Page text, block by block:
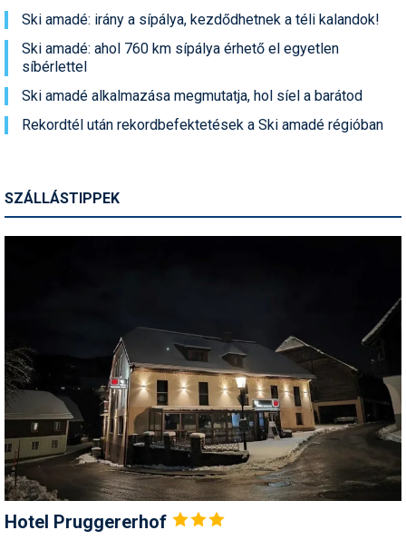
Ski amadé: irány a sípálya, kezdődhetnek a téli kalandok!
Ski amadé: ahol 760 km sípálya érhető el egyetlen
síbérlettel
Ski amadé alkalmazása megmutatja, hol síel a barátod
Rekordtél után rekordbefektetések a Ski amadé régióban
SZÁLLÁSTIPPEK
Hotel Pruggererhof